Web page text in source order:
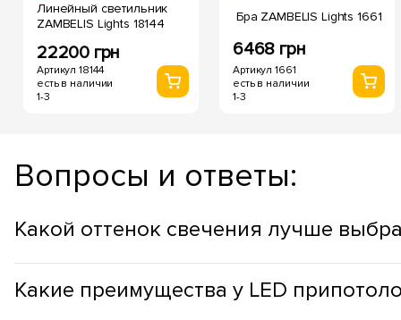
Линейный светильник
ZAMBELIS Lights 18144
22200 грн
Артикул 18144
есть в наличии
1-3
Бра ZAMBELIS Lights 1661
6468 грн
Артикул 1661
есть в наличии
1-3
Вопросы и ответы:
Какой оттенок свечения лучше
продуктивности, в рабочих зонах, лучше использовать
Какие преимущества у LED